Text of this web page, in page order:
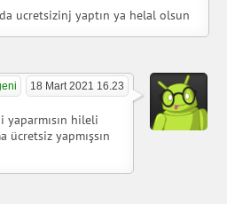
ucretsizinj yaptın ya helal olsun
18 Mart 2021 16.23
hileli
ücretsiz yapmışsın